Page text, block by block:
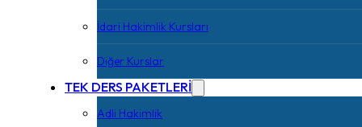
İdari Hakimlik Kursları
Diğer Kurslar
TEK DERS PAKETLERİ
Adli Hakimlik